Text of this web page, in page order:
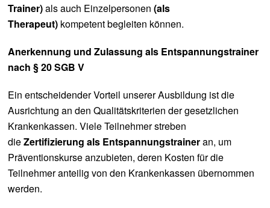
Trainer)als auch Einzelpersonen(als
Therapeut) kompetent begleiten können.
Anerkennung und Zulassung als Entspannungstrainer
nach § 20 SGB V
Ein entscheidender Vorteil unserer Ausbildung ist die
Ausrichtung an den Qualitätskriterien der gesetzlichen
Krankenkassen. Viele Teilnehmer streben
dieZertifizierung als Entspannungstraineran, um
Präventionskurse anzubieten, deren Kosten für die
Teilnehmer anteilig von den Krankenkassen übernommen
werden.